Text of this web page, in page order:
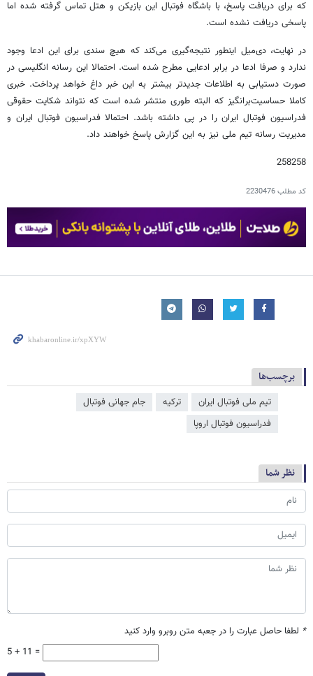
که برای دریافت پاسخ، با باشگاه فوتبال این بازیکن و هتل تماس گرفته شده اما
پاسخی دریافت نشده است.
در نهایت، دی‌میل اینطور نتیجه‌گیری می‌کند که هیچ سندی برای این ادعا وجود
ندارد و صرفا ادعا در برابر ادعایی مطرح شده است. احتمالا این رسانه انگلیسی در
صورت دستیابی به اطلاعات جدیدتر بیشتر به این خبر داغ خواهد پرداخت. خبری
کاملا حساسیت‌برانگیز که البته طوری منتشر شده است که نتواند شکایت حقوقی
فدراسیون فوتبال ایران را در پی داشته باشد. احتمالا فدراسیون فوتبال ایران و
مدیریت رسانه تیم ملی نیز به این گزارش پاسخ خواهند داد.
258258
کد مطلب2230476
برچسب‌ها
تیم ملی فوتبال ایران ترکیه
جام جهانی فوتبال
فدراسیون فوتبال اروپا
نظر شما
* لطفا حاصل عبارت را در جعبه متن روبرو وارد کنید
5 + 11 =